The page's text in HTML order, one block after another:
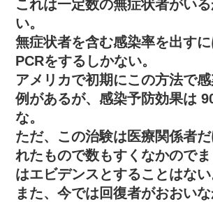
これは一定数の無症状者がい
い。
無症状者を含む感染率を出す
PCRをするしかない。
アメリカで初期にこの方法で
例があるが、感染予防効果は
な。
ただ、この治験は医療関係者
れたもので数もすくなかので
はエビデンスとすることはない
また、今では回復者がおおい